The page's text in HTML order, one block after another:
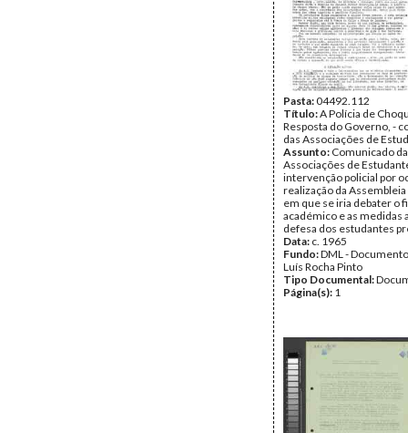
Pasta:04492.112
Título:A Polícia de
Resposta do Governo, -
das Associações de
Assunto: Comunicado
Associações de
intervenção policial por
realização da
em que se iria debater o
académico e as medidas
defesa dos estudantes
Data: c. 1965
Fundo:DML -
Luís Rocha Pinto
Tipo Documental:
Página(s): 1